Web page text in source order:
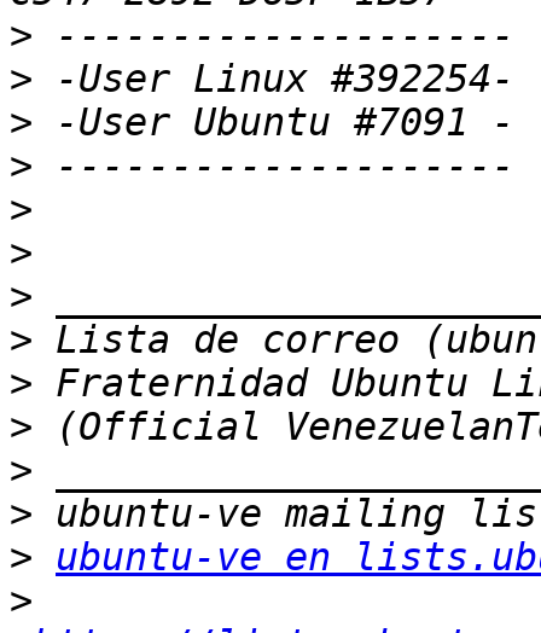
>
>
>
>
>
>
>
>
>
>
>
>
>
ubuntu-ve en
>